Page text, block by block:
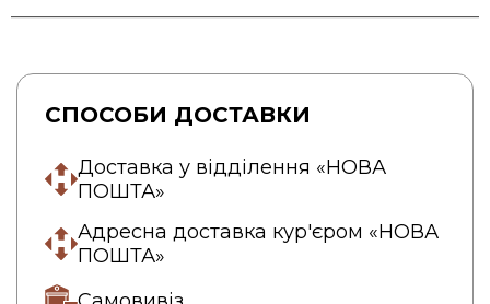
СПОСОБИ ДОСТАВКИ
Доставка у відділення «НОВА
ПОШТА»
Адресна доставка кур'єром «НОВА
ПОШТА»